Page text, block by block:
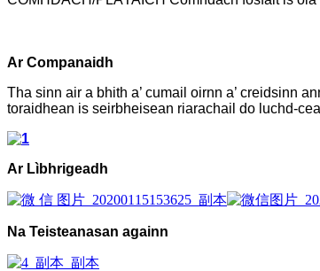
Ar Companaidh
Tha sinn air a bhith a’ cumail oirnn a’ creidsinn
toraidhean is seirbheisean riarachail do luchd-
Ar Lìbhrigeadh
Na Teisteanasan againn